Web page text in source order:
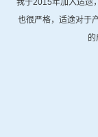
我于2015年加入适途
也很严格，适途对于
的